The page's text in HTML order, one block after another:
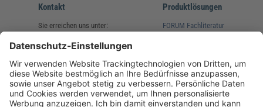
Kontakt
Sie erreichen uns unter:
(08233) 38 11 23
service@forum-verlag.com
Mo-Do 07:30 - 17:00 Uhr
Fr 07:30 - 15:00 Uhr
Produktlösungen
FORUM Fachliteratur